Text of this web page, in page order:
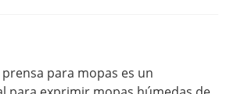
para mopas es un